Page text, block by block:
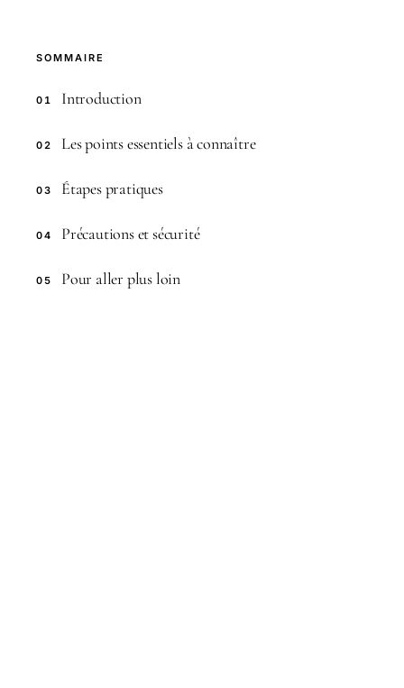
SOMMAIRE
01 Introduction
02 Les points essentiels à connaître
03 Étapes pratiques
04 Précautions et sécurité
05 Pour aller plus loin